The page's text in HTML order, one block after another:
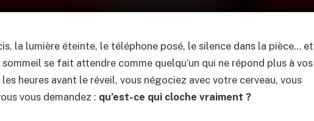
la lumière éteinte, le téléphone posé, le silence dans la pièce… et
se fait attendre comme quelqu’un qui ne répond plus à vos
heures avant le réveil, vous négociez avec votre cerveau, vous
vous demandez : qu’est-ce qui cloche vraiment ?